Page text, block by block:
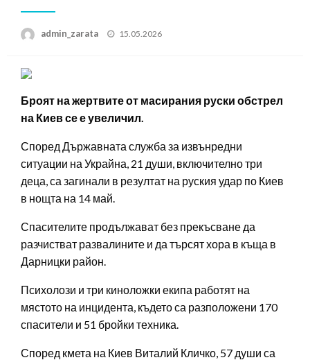
admin_zarata
Posted
15.05.2026
Броят на жертвите от масирания руски обстрел
на Киев се е увеличил.
Според Държавната служба за извънредни
ситуации на Украйна, 21 души, включително три
деца, са загинали в резултат на руския удар по Киев
в нощта на 14 май.
Спасителите продължават без прекъсване да
разчистват развалините и да търсят хора в къща в
Дарницки район.
Психолози и три киноложки екипа работят на
мястото на инцидента, където са разположени 170
спасители и 51 бройки техника.
Според кмета на Киев Виталий Кличко, 57 души са